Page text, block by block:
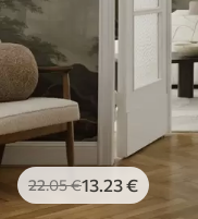
22.05€13 .23€